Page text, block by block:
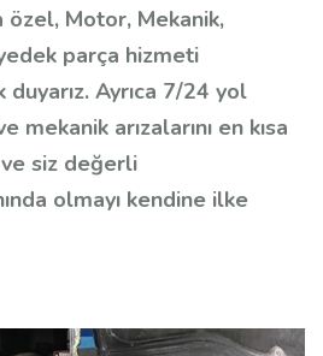
özel, Motor, Mekanik,
parça hizmeti
Ayrıca 7/24 yol
mekanik arızalarını en kısa
siz değerli
olmayı kendine ilke